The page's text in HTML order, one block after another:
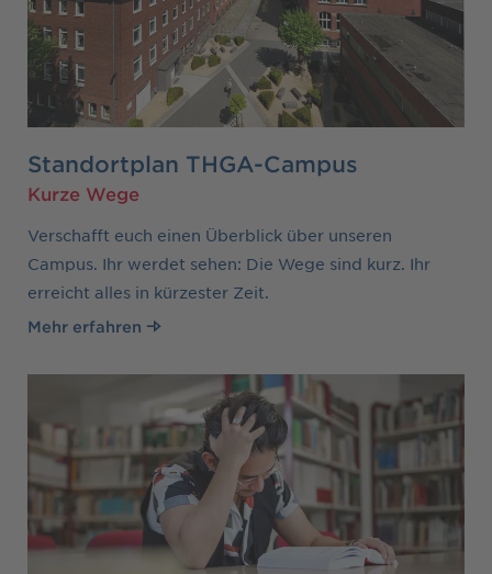
Standortplan THGA-Campus
Kurze Wege
Verschafft euch einen Überblick über unseren
Campus. Ihr werdet sehen: Die Wege sind kurz. Ihr
erreicht alles in kürzester Zeit.
Mehr erfahren